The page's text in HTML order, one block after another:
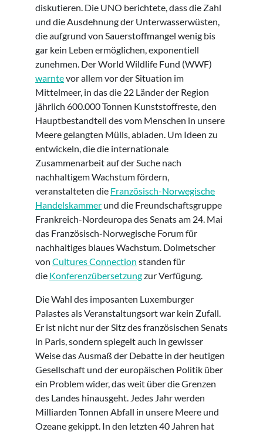
diskutieren. Die UNO berichtete, dass die Zahl
und die Ausdehnung der Unterwasserwüsten,
die aufgrund von Sauerstoffmangel wenig bis
gar kein Leben ermöglichen, exponentiell
zunehmen. Der World Wildlife Fund (WWF)
warntevor allem vor der Situation im
Mittelmeer, in das die 22 Länder der Region
jährlich 600.000 Tonnen Kunststoffreste, den
Hauptbestandteil des vom Menschen in unsere
Meere gelangten Mülls, abladen. Um Ideen zu
entwickeln, die die internationale
Zusammenarbeit auf der Suche nach
nachhaltigem Wachstum fördern,
veranstalteten die Französisch-Norwegische
Handelskammer und die Freundschaftsgruppe
Frankreich-Nordeuropa des Senats am 24. Mai
das Französisch-Norwegische Forum für
nachhaltiges blaues Wachstum. Dolmetscher
von Cultures Connection standen für
die Konferenzübersetzungzur Verfügung.
Die Wahl des imposanten Luxemburger
Palastes als Veranstaltungsort war kein Zufall.
Er ist nicht nur der Sitz des französischen Senats
in Paris, sondern spiegelt auch in gewisser
Weise das Ausmaß der Debatte in der heutigen
Gesellschaft und der europäischen Politik über
ein Problem wider, das weit über die Grenzen
des Landes hinausgeht. Jedes Jahr werden
Milliarden Tonnen Abfall in unsere Meere und
Ozeane gekippt. In den letzten 40 Jahren hat